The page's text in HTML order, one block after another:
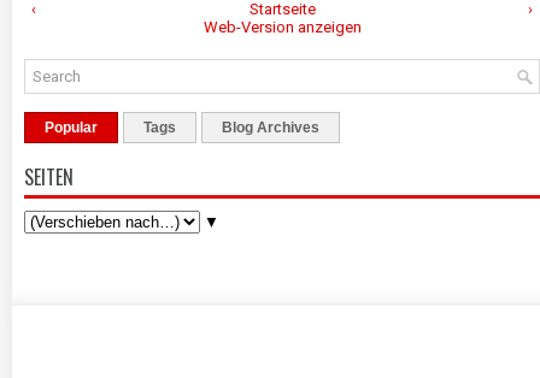
‹ ›
Startseite
Web-Version anzeigen
Popular Tags Blog Archives
SEITEN
▼